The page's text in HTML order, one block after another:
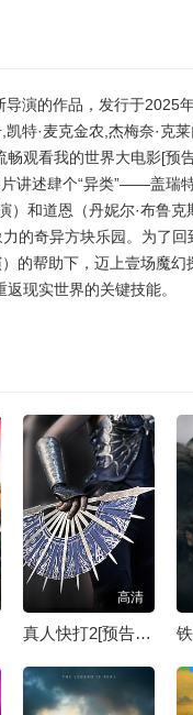
导演的作品，发行于2025
凯特·麦克金农,杰梅奈·
观看我的世界大电影[预
讲述肆个“异类”——盖瑞
）和道恩（丹妮尔·布
的奇异方块乐园。为了
的帮助下，迈上壹场魔
现实世界的关键技能。
高清
真人快打2[预告片]